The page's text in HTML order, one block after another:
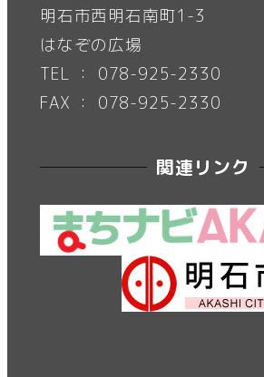
明石市西明石南町1-3
はなぞの広場
TEL ： 078-925-2330
FAX ： 078-925-2330
関連リンク